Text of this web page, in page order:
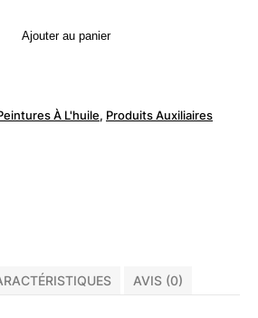
Ajouter au panier
À L'huile, Produits Auxiliaires
AVIS (0)